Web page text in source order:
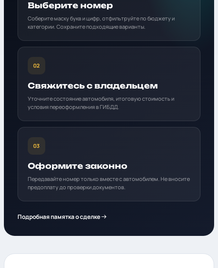
Выберите номер
Соберите маску букв и цифр, отфильтруйте по бюджету и
категории. Сохраните подходящие варианты.
02
Свяжитесь с владельцем
Уточните состояние автомобиля, итоговую стоимость и
условия переоформления в ГИБДД.
03
Оформите законно
Передавайте номер только вместе с автомобилем. Не вносите
предоплату до проверки документов.
Подробная памятка о сделке